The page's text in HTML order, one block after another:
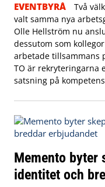
EVENTBYRÅ
Två
valt samma nya
Olle Hellström nu
dessutom som
arbetade tillsammans
TO är rekryteringarna
satsning på
Memento byter
identitet och